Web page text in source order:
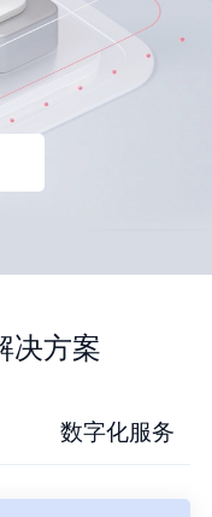
决方案
数字化服务